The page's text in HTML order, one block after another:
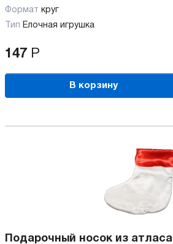
Формат круг
Тип Елочная игрушка
147 Р
В корзину
Подарочный носок из атласа